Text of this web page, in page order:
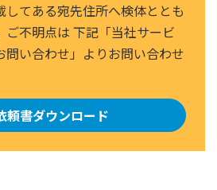
してある宛先住所へ検体ととも
ご不明点は 下記「当社サービ
問い合わせ」よりお問い合わせ
頼書ダウンロード